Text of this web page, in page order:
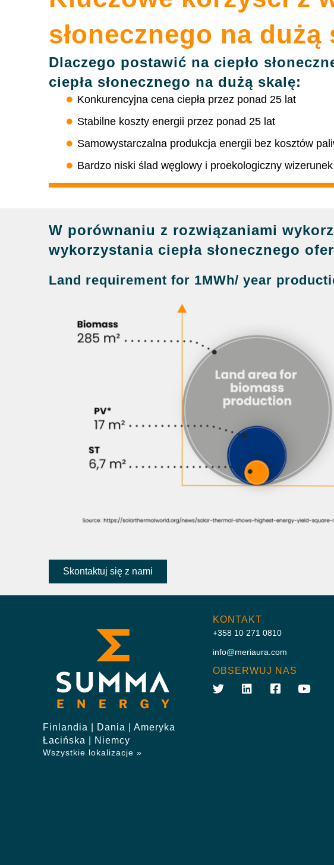
słonecznego na dużą
Dlaczego postawić na ciepło
ciepła słonecznego na dużą skalę:
Konkurencyjna cena ciepła przez ponad 25 lat
Stabilne koszty energii przez ponad 25 lat
Samowystarczalna produkcja energii bez kosztów
Bardzo niski ślad węglowy i proekologiczny wizerunek
W porównaniu z rozwiązaniami
wykorzystania ciepła słonecznego
Land requirement for 1MWh/ year
Skontaktuj się z nami
Finlandia | Dania | Ameryka
Łacińska | Niemcy
Wszystkie lokalizacje »
KONTAKT
+358 10 271 0810
info@meriaura.com
OBSERWUJ NAS